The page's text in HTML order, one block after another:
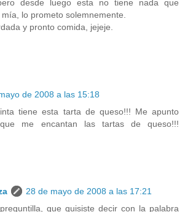
desde luego esta no tiene nada que
lo prometo solemnemente.
y pronto comida, jejeje.
de 2008 a las 15:18
tiene esta tarta de queso!!! Me apunto
me encantan las tartas de queso!!!
28 de mayo de 2008 a las 17:21
que quisiste decir con la palabra